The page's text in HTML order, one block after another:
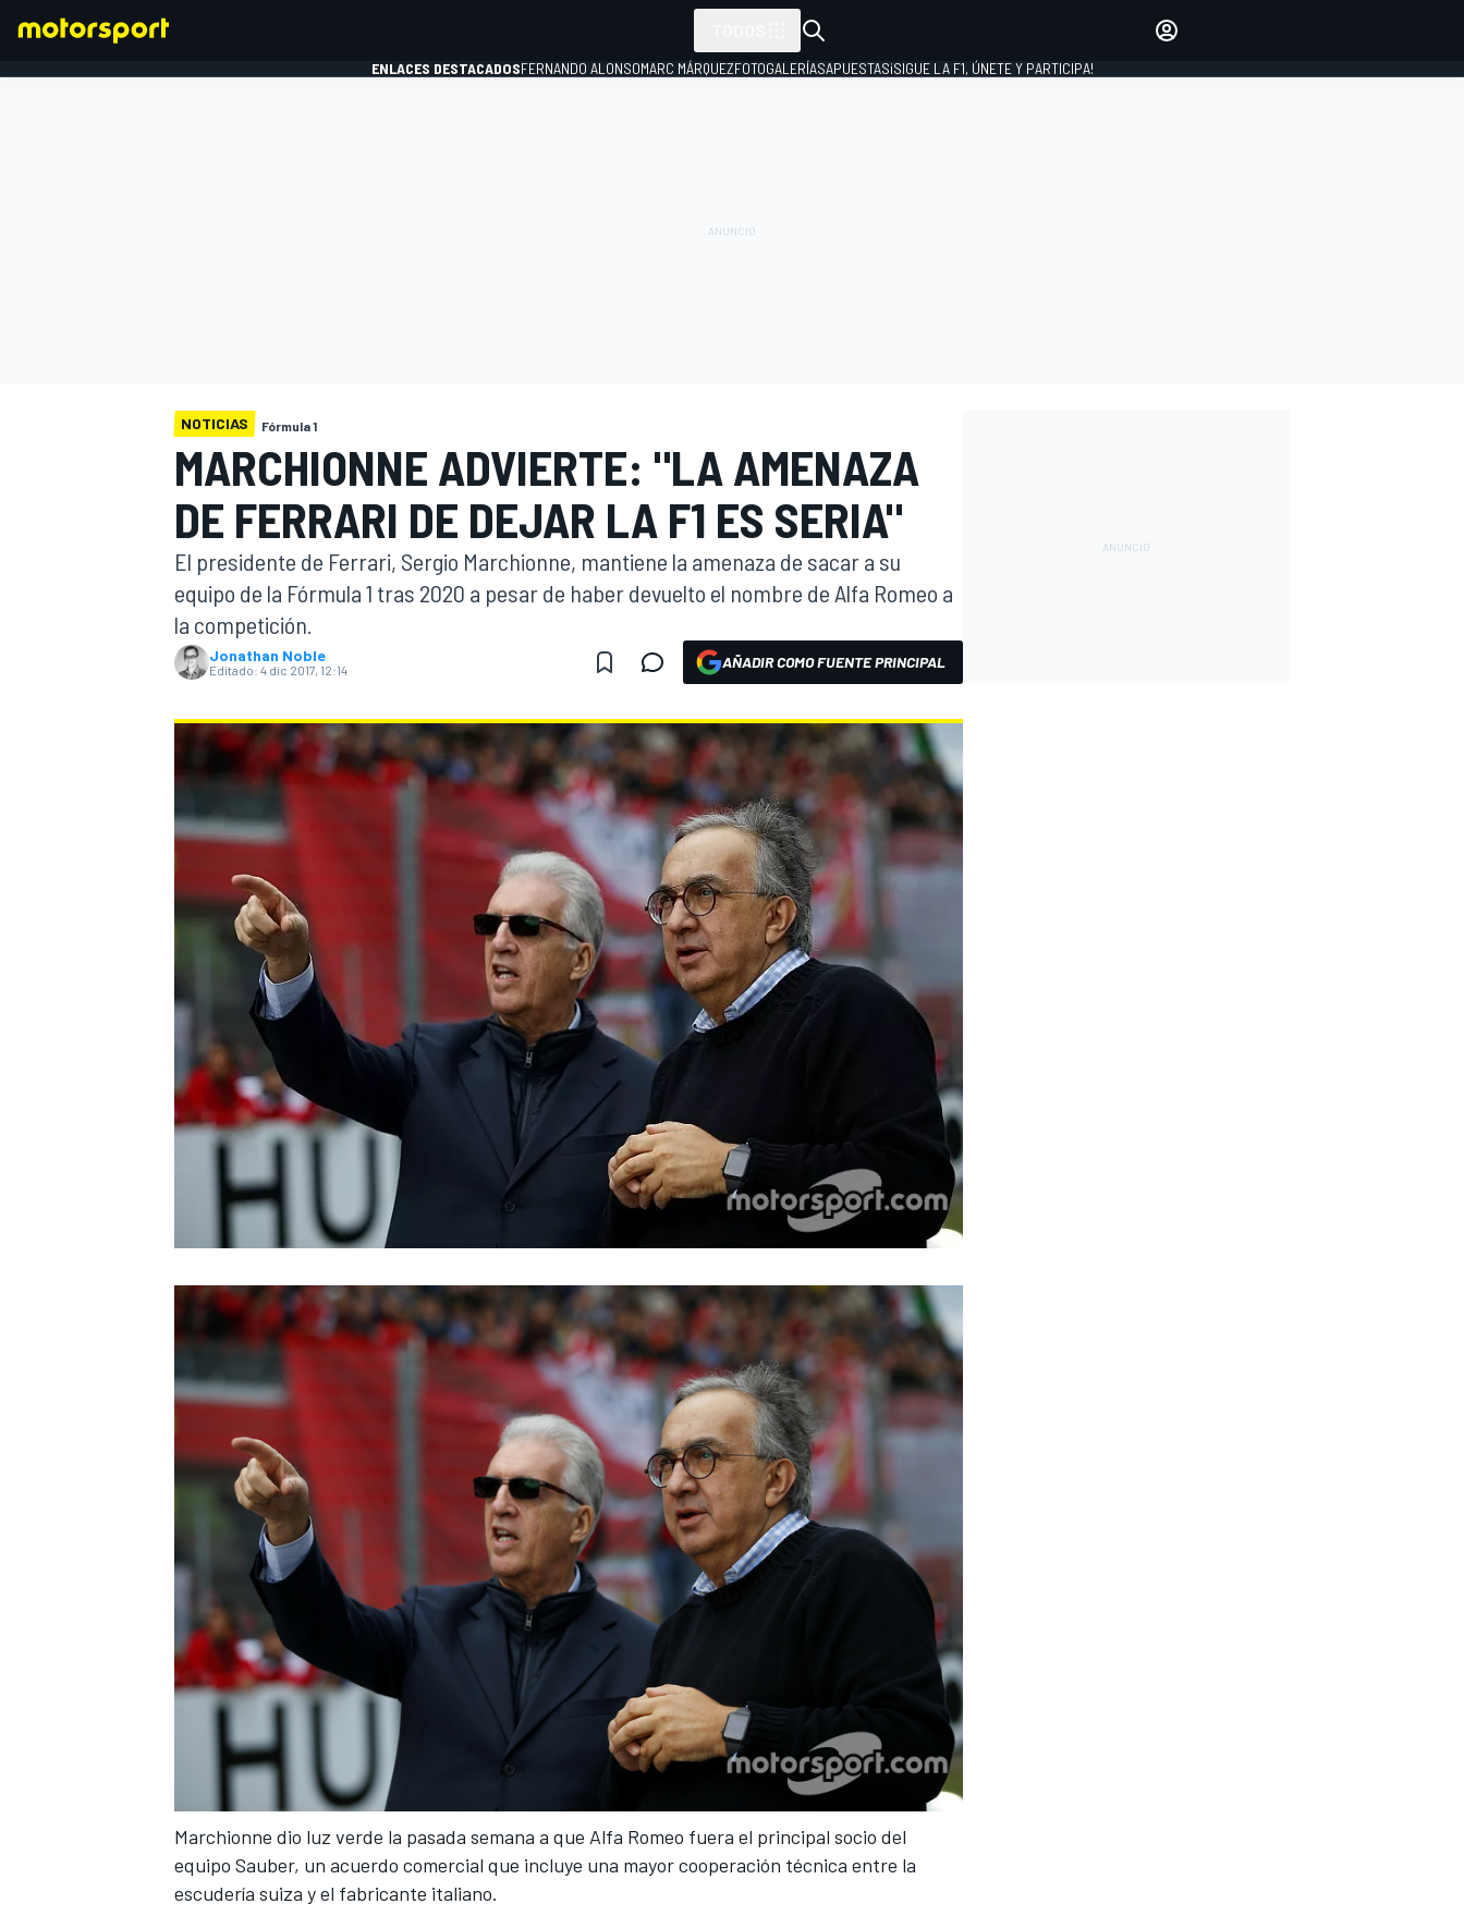
WEC
ENLACES DESTACADOSFERNANDO ALONSOMARC MÁRQUEZFOTOGALERÍASAPUESTAS¡SIGUE LA F1, ÚNETE Y PARTICIPA!
NOTICIAS Fórmula 1
MARCHIONNE ADVIERTE: "LA AMENAZA
DE FERRARI DE DEJAR LA F1 ES SERIA"
El presidente de Ferrari, Sergio Marchionne, mantiene la amenaza de sacar a su
equipo de la Fórmula 1 tras 2020 a pesar de haber devuelto el nombre de Alfa Romeo a
la competición.
Jonathan Noble
Editado: 4 dic 2017, 12:14 AÑADIR COMO FUENTE PRINCIPAL
Marchionne dio luz verde la pasada semana a que Alfa Romeo fuera el principal socio del
equipo Sauber, un acuerdo comercial que incluye una mayor cooperación técnica entre la
escudería suiza y el fabricante italiano.